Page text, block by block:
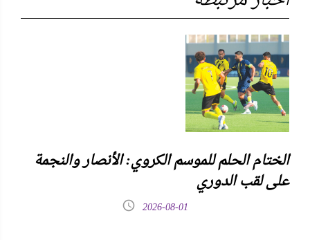
الختام الحلم للموسم الكروي: الأنصار والنجمة
على لقب الدوري
2026-08-01